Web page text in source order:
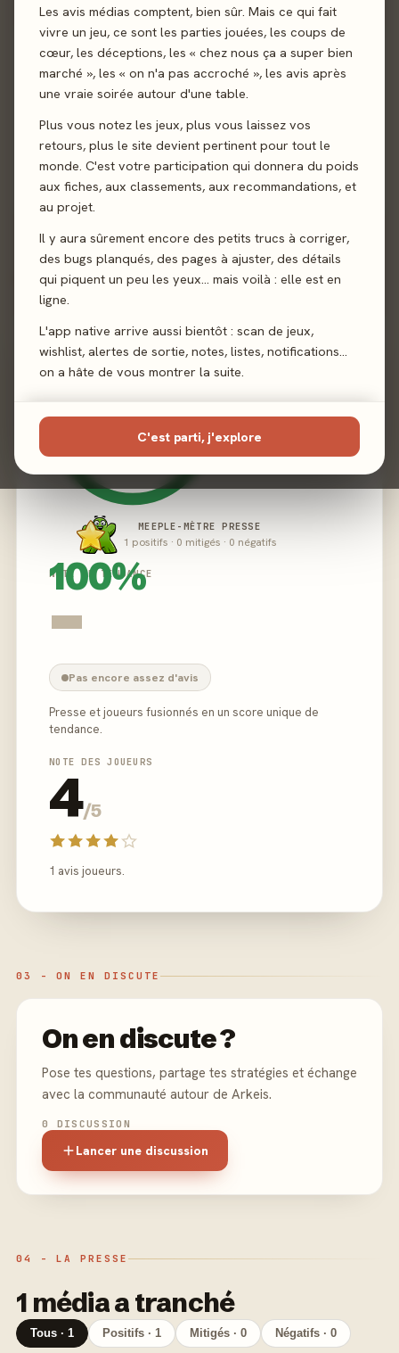
Les avis médias comptent, bien sûr. Mais ce qui fait
vivre un jeu, ce sont les parties jouées, les coups de
cœur, les déceptions, les « chez nous ça a super bien
marché », les « on n'a pas accroché », les avis après
une vraie soirée autour d'une table.
Plus vous notez les jeux, plus vous laissez vos
retours, plus le site devient pertinent pour tout le
monde. C'est votre participation qui donnera du poids
aux fiches, aux classements, aux recommandations, et
au projet.
Il y aura sûrement encore des petits trucs à corriger,
des bugs planqués, des pages à ajuster, des détails
qui piquent un peu les yeux… mais voilà : elle est en
ligne.
L'app native arrive aussi bientôt : scan de jeux,
wishlist, alertes de sortie, notes, listes, notifications…
on a hâte de vous montrer la suite.
C'est parti, j'explore
30 juin 2023
Auteur Antoine Bauza·Corentin Lebrat
Illustration Aurore Folny
Éditeur Ankama Boardgames
02 - LE VERDICT
100%
MEEPLE-MÈTRE PRESSE
1 positifs · 0 mitigés · 0 négatifs
NOTE DE TENDANCE
-
Pas encore assez d'avis
Presse et joueurs fusionnés en un score unique de
tendance.
NOTE DES JOUEURS
4/5
1 avis joueurs.
03 - ON EN DISCUTE
On en discute ?
Pose tes questions, partage tes stratégies et échange
avec la communauté autour de Arkeis.
0 DISCUSSION
Lancer une discussion
04 - LA PRESSE
1 média a tranché
Tous · 1 Positifs · 1 Mitigés · 0 Négatifs · 0